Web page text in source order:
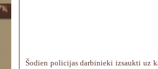
Šodien policijas darbinieki izsaukti uz